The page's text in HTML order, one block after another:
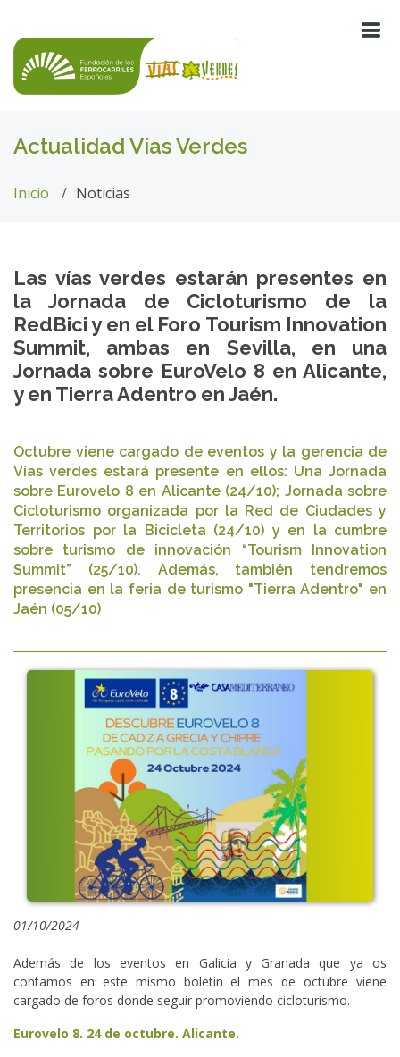
Actualidad Vías Verdes
Inicio Noticias
Las vías verdes estarán presentes en
la Jornada de Cicloturismo de la
RedBici y en el Foro Tourism Innovation
Summit, ambas en Sevilla, en una
Jornada sobre EuroVelo 8 en Alicante,
y en Tierra Adentro en Jaén.
Octubre viene cargado de eventos y la gerencia de
Vías verdes estará presente en ellos: Una Jornada
sobre Eurovelo 8 en Alicante (24/10); Jornada sobre
Cicloturismo organizada por la Red de Ciudades y
Territorios por la Bicicleta (24/10) y en la cumbre
sobre turismo de innovación “Tourism Innovation
Summit” (25/10). Además, también tendremos
presencia en la feria de turismo "Tierra Adentro" en
Jaén (05/10)
01/10/2024
Además de los eventos en Galicia y Granada que ya os
contamos en este mismo boletin el mes de octubre viene
cargado de foros donde seguir promoviendo cicloturismo.
Eurovelo 8. 24 de octubre. Alicante.